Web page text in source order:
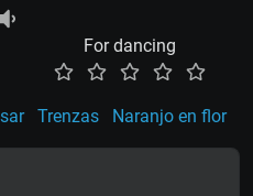
For dancing
Trenzas Naranjo en flor